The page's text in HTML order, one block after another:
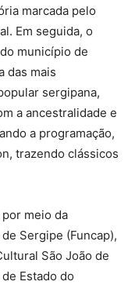
marcada pelo
Em seguida, o
município de
das mais
sergipana,
a ancestralidade e
a programação,
trazendo clássicos
meio da
Sergipe (Funcap),
São João de
Estado do